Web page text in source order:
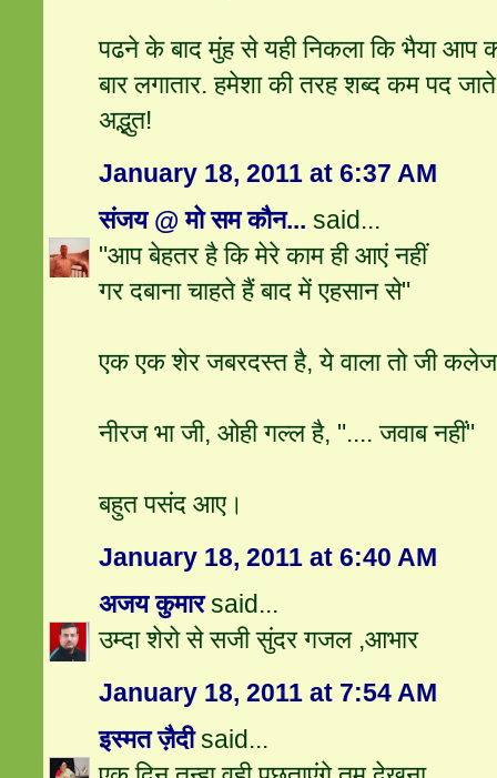
पढने के बाद मुंह से यही निकला कि भैया आप
बार लगातार. हमेशा की तरह शब्द कम पद
अद्भुत!
January 18, 2011 at 6:37 AM
संजय @ मो सम कौन... said...
"आप बेहतर है कि मेरे काम ही आएं नहीं
गर दबाना चाहते हैं बाद में एहसान से"
एक एक शेर जबरदस्त है, ये वाला तो जी
नीरज भा जी, ओही गल्ल है, ".... जवाब नहीं"
बहुत पसंद आए।
January 18, 2011 at 6:40 AM
अजय कुमारsaid...
उम्दा शेरो से सजी सुंदर गजल ,आभार
January 18, 2011 at 7:54 AM
इस्मत ज़ैदीsaid...